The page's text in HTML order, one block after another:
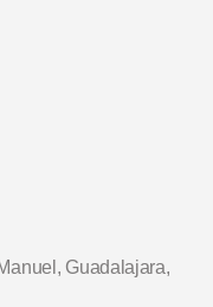
Guadalajara,